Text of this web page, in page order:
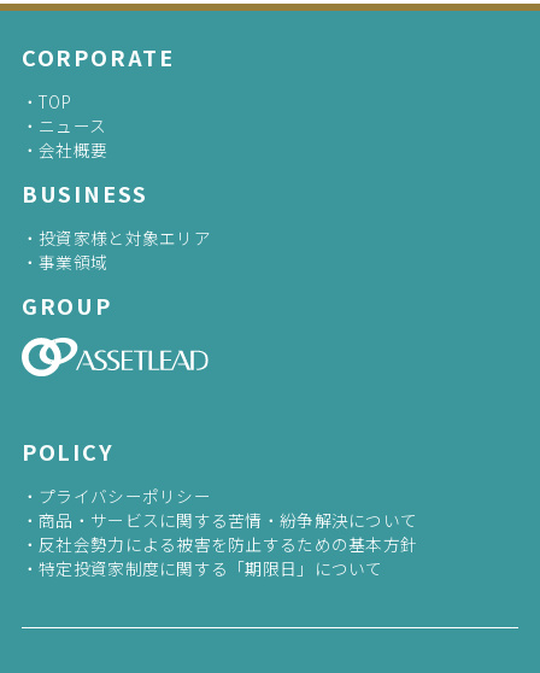
CORPORATE
TOP
ニュース
会社概要
BUSINESS
投資家様と対象エリア
事業領域
GROUP
POLICY
プライバシーポリシー
商品・サービスに関する苦情・紛争解決について
反社会勢力による被害を防止するための基本方針
特定投資家制度に関する「期限日」について